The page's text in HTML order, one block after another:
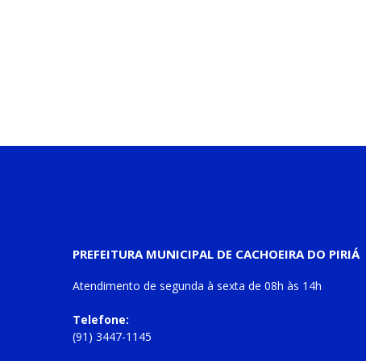
PREFEITURA MUNICIPAL DE CACHOEIRA DO PIRIÁ
Atendimento de segunda à sexta de 08h às 14h
Telefone:
(91) 3447-1145